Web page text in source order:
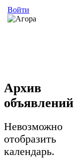
Войти
Архив
объявлений
Невозможно
отобразить
календарь.